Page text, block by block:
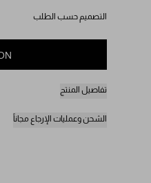
التصميم حسب الطلب
تفاصيل المنتج
الشحن وعمليات الإرجاع مجاناً